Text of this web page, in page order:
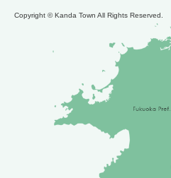
Copyright © Kanda Town All Rights Reserved.